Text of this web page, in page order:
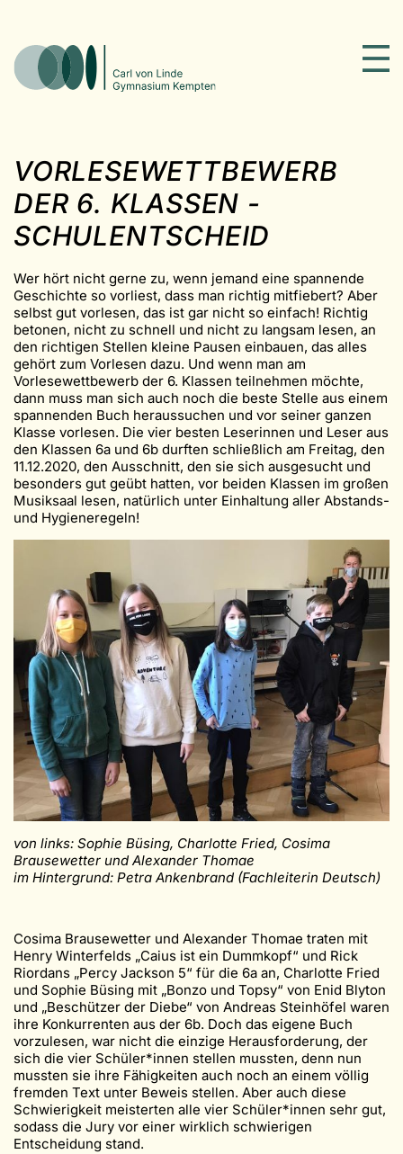
VORLESEWETTBEWERB
DER 6. KLASSEN -
SCHULENTSCHEID
Wer hört nicht gerne zu, wenn jemand eine spannende
Geschichte so vorliest, dass man richtig mitfiebert? Aber
selbst gut vorlesen, das ist gar nicht so einfach! Richtig
betonen, nicht zu schnell und nicht zu langsam lesen, an
den richtigen Stellen kleine Pausen einbauen, das alles
gehört zum Vorlesen dazu. Und wenn man am
Vorlesewettbewerb der 6. Klassen teilnehmen möchte,
dann muss man sich auch noch die beste Stelle aus einem
spannenden Buch heraussuchen und vor seiner ganzen
Klasse vorlesen. Die vier besten Leserinnen und Leser aus
den Klassen 6a und 6b durften schließlich am Freitag, den
11.12.2020, den Ausschnitt, den sie sich ausgesucht und
besonders gut geübt hatten, vor beiden Klassen im großen
Musiksaal lesen, natürlich unter Einhaltung aller Abstands-
und Hygieneregeln!
von links: Sophie Büsing, Charlotte Fried, Cosima
Brausewetter und Alexander Thomae
im Hintergrund: Petra Ankenbrand (Fachleiterin Deutsch)
Cosima Brausewetter und Alexander Thomae traten mit
Henry Winterfelds „Caius ist ein Dummkopf“ und Rick
Riordans „Percy Jackson 5“ für die 6a an, Charlotte Fried
und Sophie Büsing mit „Bonzo und Topsy“ von Enid Blyton
und „Beschützer der Diebe“ von Andreas Steinhöfel waren
ihre Konkurrenten aus der 6b. Doch das eigene Buch
vorzulesen, war nicht die einzige Herausforderung, der
sich die vier Schüler*innen stellen mussten, denn nun
mussten sie ihre Fähigkeiten auch noch an einem völlig
fremden Text unter Beweis stellen. Aber auch diese
Schwierigkeit meisterten alle vier Schüler*innen sehr gut,
sodass die Jury vor einer wirklich schwierigen
Entscheidung stand.